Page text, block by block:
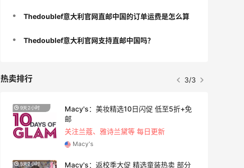
Thedoublef意大利官网直邮中国的订单运费是怎么算
Thedoublef意大利官网支持直邮中国吗？
热卖排行 3/3
9天2小时
Macy's：美妆精选10日闪促 低至5折+免
邮
关注兰蔻、雅诗兰黛等 每日更新
Macy's
5天2小时
Macy's：返校季大促 精选童装热卖 部分